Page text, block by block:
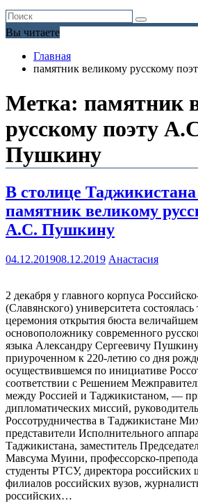
Вы читаете
Главная
памятник великому русскому
Метка: памятник
русскому поэту
Пушкину
В столице
памятник великому
А.С. Пушкину
04.12.201908.12.2019 Анастасия
2 декабря у главного корпуса
(Славянского) университета
церемония открытия бюста
основоположнику современного
языка Александру Сергеевичу
приуроченном к 220-летию со дня
осуществившемся по инициативе
соответствии с Решением
между Россией и Таджикистаном, —
дипломатических миссий,
Россотрудничества в Таджикистане
представители Исполнительного
Таджикистана, заместитель
Мавсума Муини, профессорско-
студенты РТСУ, директора
филиалов российских вузов,
российских…